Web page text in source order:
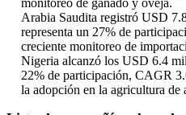
monitoreo de ganado y oveja.
Arabia Saudita registró USD
representa un 27% de
creciente monitoreo de
Nigeria alcanzó los USD 6.4
22% de participación, CAGR
la adopción en la agricultura de